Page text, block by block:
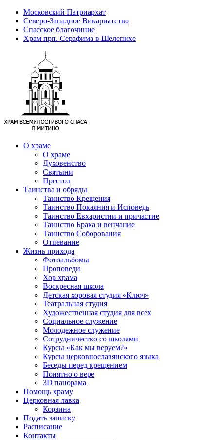
Московский Патриархат
Северо-Западное Викариатство
Спасское благочиние
Храм прп. Серафима в Шелепихе
О храме
О храме
Духовенство
Святыни
Престол
Таинства и обряды
Таинство Крещения
Таинство Покаяния и Исповедь
Таинство Евхаристии и причастие
Таинство Брака и венчание
Таинство Соборования
Отпевание
Жизнь прихода
Фотоальбомы
Проповеди
Хор храма
Воскресная школа
Детская хоровая студия «Ключ»
Театральная студия
Х​удожественная студия для всех
Социальное служение
Молодежное служение
Сотрудничество со школами
Курсы «Как мы веруем?»
Курсы церковнославянского языка
Беседы перед крещением
Понятно о вере
3D панорама
Помощь храму
Церковная лавка
Корзина
Подать записку
Расписание
Контакты